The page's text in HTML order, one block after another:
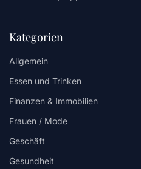
Kategorien
Allgemein
Essen und Trinken
Finanzen & Immobilien
Frauen / Mode
Geschäft
Gesundheit